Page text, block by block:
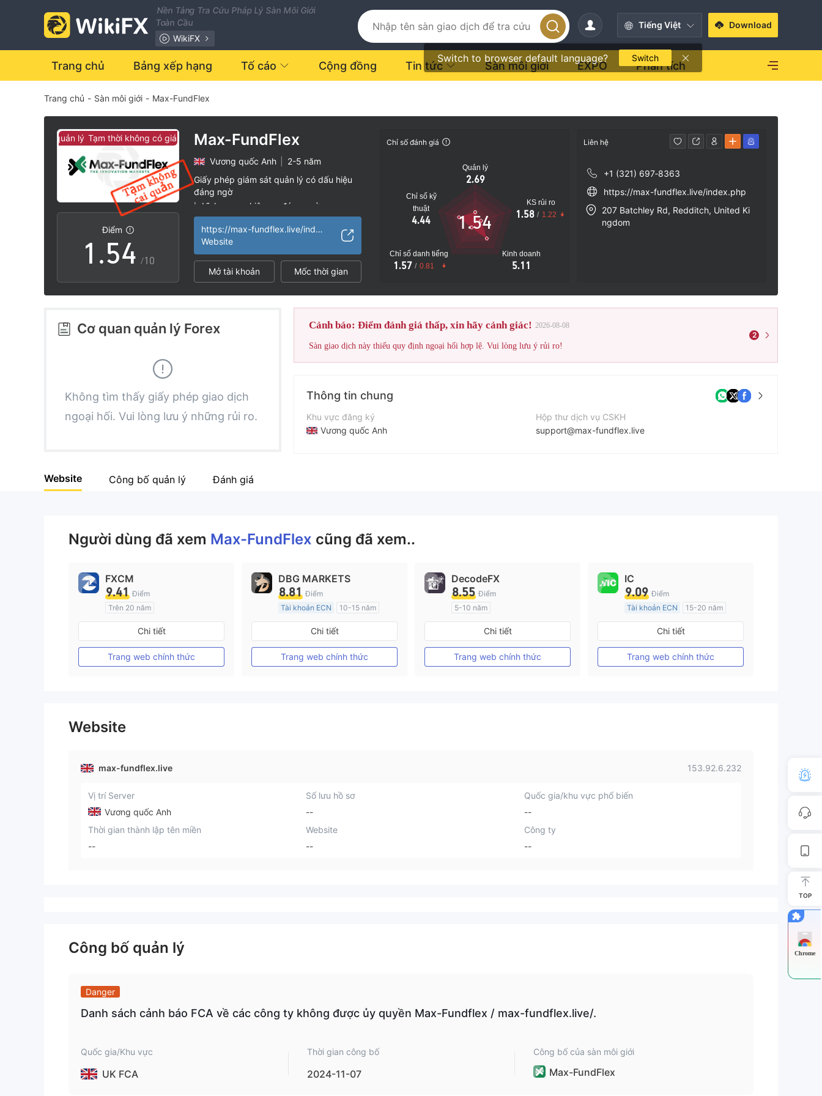
Nền Tảng Tra Cứu Pháp Lý Sàn Môi Giới
Toàn Cầu
WikiFX
Tiếng Việt
Switch to browser default language? Switch
Download
Trang chủ Bảng xếp hạng Tố cáo Cộng đồng Tin tức Sàn môi giới EXPO Phân tích
Trang chủ - Sàn môi giới - Max-FundFlex
giám sát quản lý Tạm thời không có giám sát quản lý
Điểm
0
1
2
3
5
6
8
9
.
0
1
2
3
4
5
6
7
9
0
1
2
3
4
5
6
8
9
/10
Max-FundFlex
Vương quốc Anh
2-5 năm
Giấy phép giám sát quản lý có dấu hiệu
đáng ngờ
| Lĩnh vực nghiệp vụ đáng ngờ
|
https://max-fundflex.live/index.php
Website
Mở tài khoản Mốc thời gian
Chỉ số đánh giá
Quản lý
2.69
Chỉ số kỹ
thuật
4.44
Chỉ số danh tiếng
1.57 / 0.81
Kinh doanh
5.11
KS rủi ro
1.58 / 1.22
1.54
Liên hệ
+1 (321) 697‑8363‬
https://max-fundflex.live/index.php
207 Batchley Rd, Redditch, United Ki
ngdom
Cơ quan quản lý Forex
Không tìm thấy giấy phép giao dịch
ngoại hối. Vui lòng lưu ý những rủi ro.
Cảnh báo: Điểm đánh giá thấp, xin hãy cảnh giác! 2026-08-08
Sàn giao dịch này thiếu quy định ngoại hối hợp lệ. Vui lòng lưu ý rủi ro!
2
Thông tin chung
Khu vực đăng ký
Vương quốc Anh
Hộp thư dịch vụ CSKH
support@max-fundflex.live
Website Công bố quản lý Đánh giá
Người dùng đã xem Max-FundFlex cũng đã xem..
FXCM
9.41 Điểm
Trên 20 năm
Đăng ký tại Nước Úc
MT4 Chính thức
Chi tiết
Trang web chính thức
DBG MARKETS
8.81 Điểm
Tài khoản ECN
10-15 năm
Đăng ký tại Nước Úc
MT4 Chính thức
Chi tiết
Trang web chính thức
DecodeFX
8.55 Điểm
5-10 năm
Đăng ký tại Nước Úc
MT4 Chính thức
Chi tiết
Trang web chính thức
IC
9.09 Điểm
Tài khoản ECN
15-20 năm
Đăng ký tại Nước Úc
MT4 Chính thức
Chi tiết
Trang web chính thức
Website
max-fundflex.live 153.92.6.232
Vị trí Server
Vương quốc Anh
Số lưu hồ sơ
--
Quốc gia/khu vực phổ biến
--
Thời gian thành lập tên miền
--
Website
--
Công ty
--
Công bố quản lý
Danger
Danh sách cảnh báo FCA về các công ty không được ủy quyền Max-Fundflex / max-fundflex.live/.
Quốc gia/Khu vực
UK FCA
Thời gian công bố
2024-11-07
Công bố của sàn môi giới
Max-FundFlex
TOP
Chrome